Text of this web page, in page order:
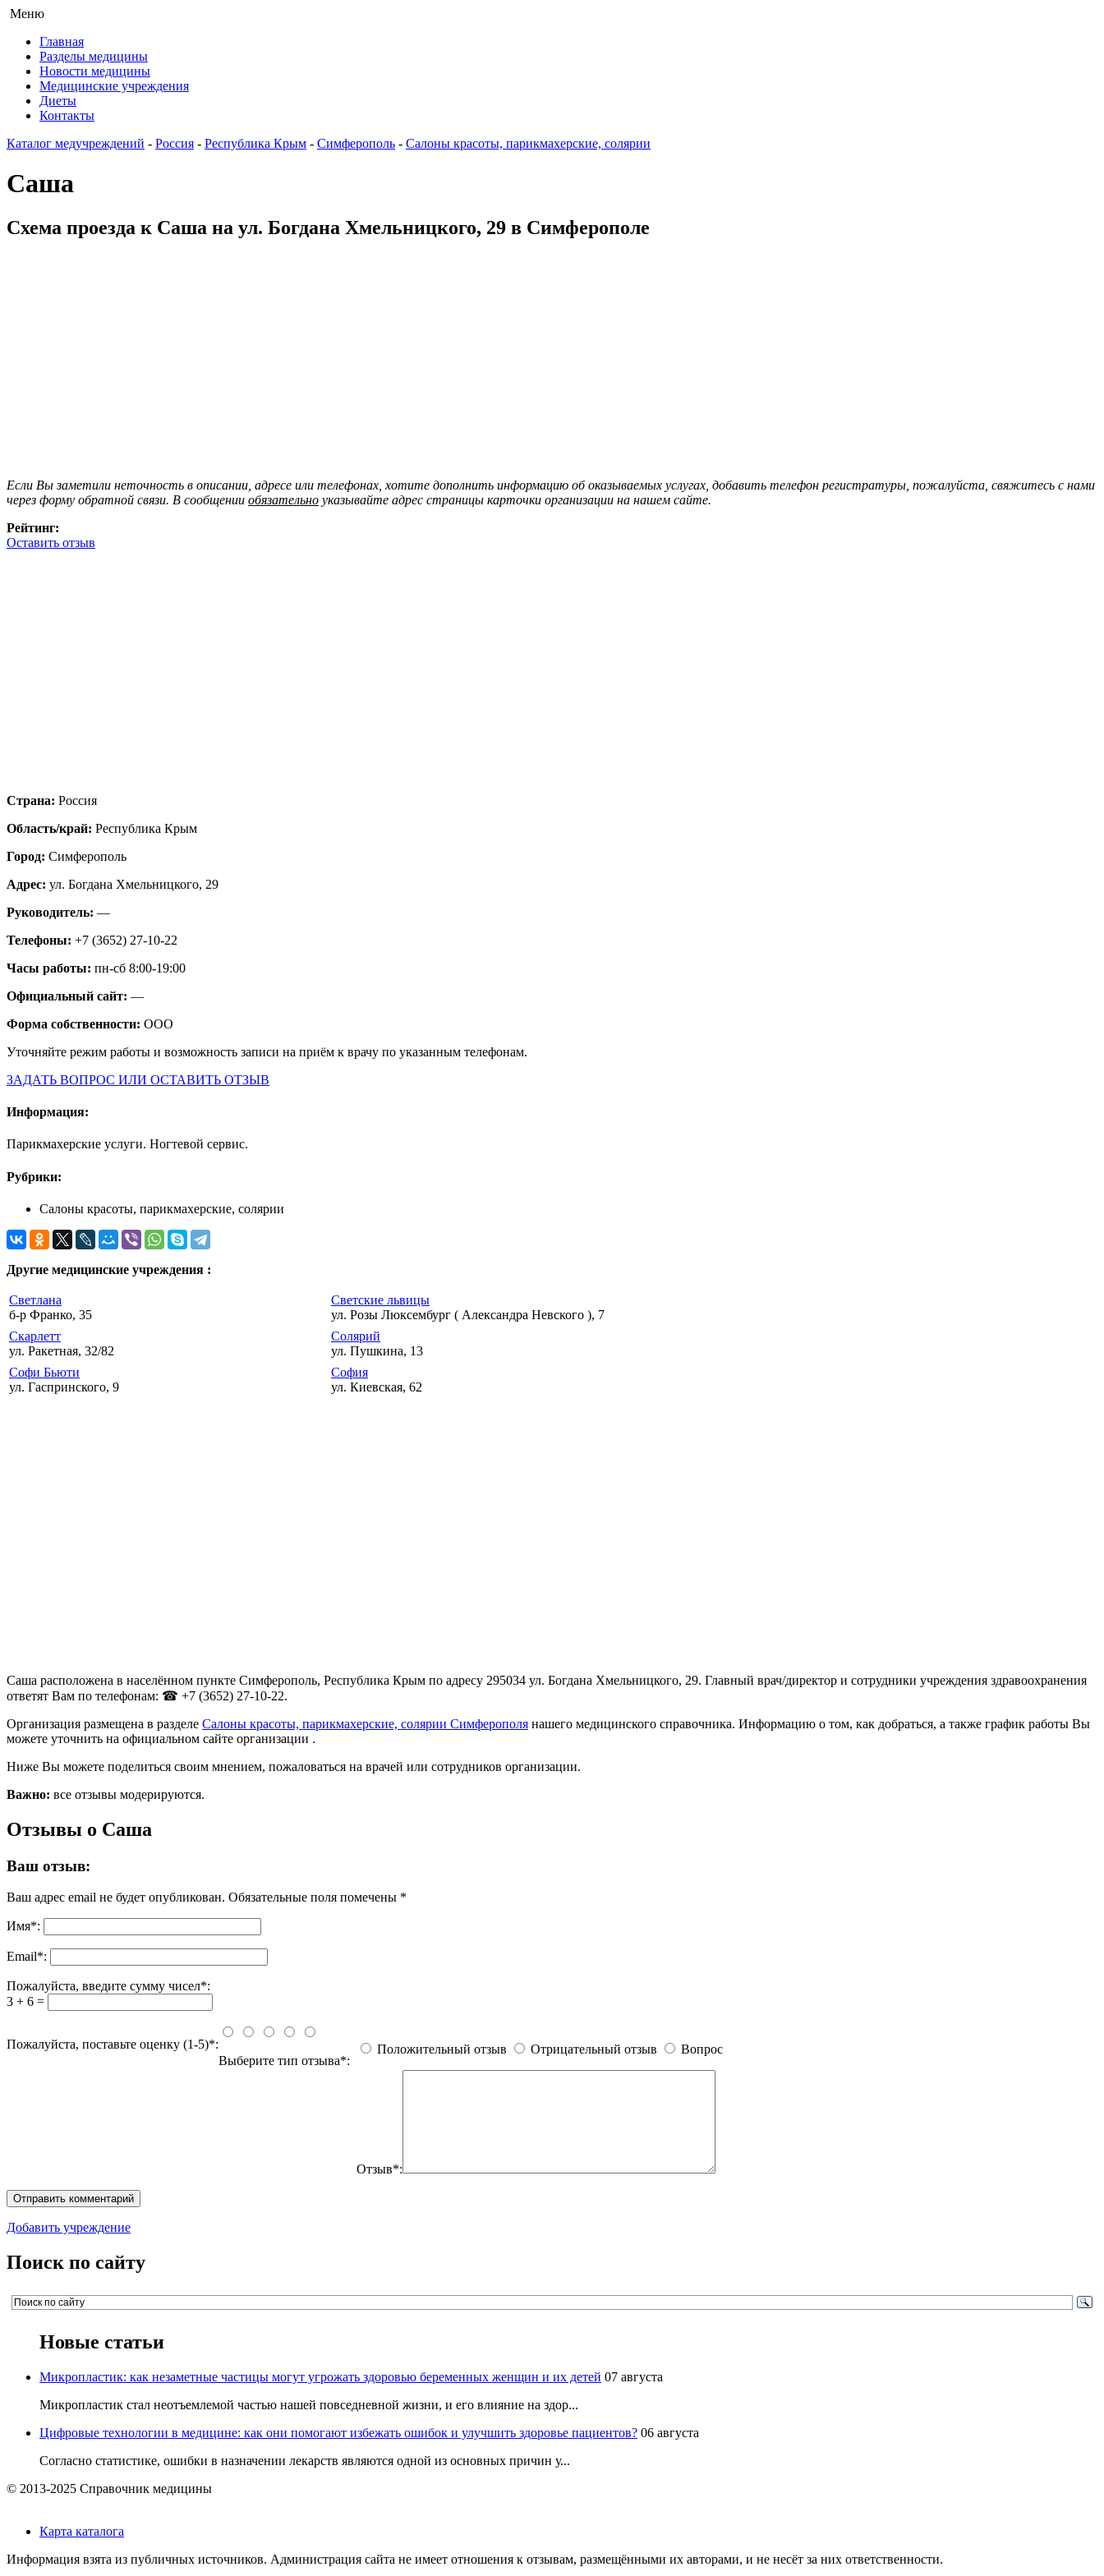
Меню
Главная
Разделы медицины
Новости медицины
Медицинские учреждения
Диеты
Контакты
Каталог медучреждений - Россия - Республика Крым - Симферополь - Салоны красоты, парикмахерские, солярии
Саша
Схема проезда к Саша на ул. Богдана Хмельницкого, 29 в Симферополе
Если Вы заметили неточность в описании, адресе или телефонах, хотите дополнить информацию об оказываемых услугах, добавить телефон регистратуры, пожалуйста, свяжитесь с нами
через форму обратной связи. В сообщении обязательно указывайте адрес страницы карточки организации на нашем сайте.
Рейтинг:
Оставить отзыв
Страна: Россия
Область/край: Республика Крым
Город: Симферополь
Адрес: ул. Богдана Хмельницкого, 29
Руководитель: —
Телефоны: +7 (3652) 27-10-22
Часы работы: пн-сб 8:00-19:00
Официальный сайт: —
Форма собственности: ООО
Уточняйте режим работы и возможность записи на приём к врачу по указанным телефонам.
ЗАДАТЬ ВОПРОС ИЛИ ОСТАВИТЬ ОТЗЫВ
Информация:
Парикмахерские услуги. Ногтевой сервис.
Рубрики:
Салоны красоты, парикмахерские, солярии
Другие медицинские учреждения :
Светлана
б-р Франко, 35
Светские львицы
ул. Розы Люксембург ( Александра Невского ), 7
Скарлетт
ул. Ракетная, 32/82
Солярий
ул. Пушкина, 13
Софи Бьюти
ул. Гаспринского, 9
София
ул. Киевская, 62
Саша расположена в населённом пункте Симферополь, Республика Крым по адресу 295034 ул. Богдана Хмельницкого, 29. Главный врач/директор и сотрудники учреждения здравоохранения
ответят Вам по телефонам: ☎ +7 (3652) 27-10-22.
Организация размещена в разделе Салоны красоты, парикмахерские, солярии Симферополя нашего медицинского справочника. Информацию о том, как добраться, а также график работы Вы
можете уточнить на официальном сайте организации .
Ниже Вы можете поделиться своим мнением, пожаловаться на врачей или сотрудников организации.
Важно: все отзывы модерируются.
Отзывы о Саша
Ваш отзыв:
Ваш адрес email не будет опубликован. Обязательные поля помечены *
Имя*:
Email*:
Пожалуйста, введите сумму чисел*:
3 + 6 =
Пожалуйста, поставьте оценку (1-5)*:
Выберите тип отзыва*:
Положительный отзыв Отрицательный отзыв Вопрос
Отзыв*:
Добавить учреждение
Поиск по сайту
Новые статьи
Микропластик: как незаметные частицы могут угрожать здоровью беременных женщин и их детей 07 августа
Микропластик стал неотъемлемой частью нашей повседневной жизни, и его влияние на здор...
Цифровые технологии в медицине: как они помогают избежать ошибок и улучшить здоровье пациентов? 06 августа
Согласно статистике, ошибки в назначении лекарств являются одной из основных причин у...
© 2013-2025 Справочник медицины
Карта каталога
Информация взята из публичных источников. Администрация сайта не имеет отношения к отзывам, размещёнными их авторами, и не несёт за них ответственности.